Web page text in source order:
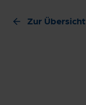
Zur Übersicht